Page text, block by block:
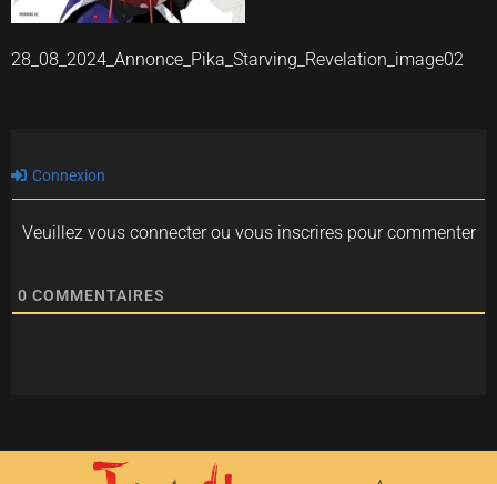
28_08_2024_Annonce_Pika_Starving_Revelation_image02
Connexion
Veuillez vous connecter ou vous inscrires pour commenter
0 COMMENTAIRES